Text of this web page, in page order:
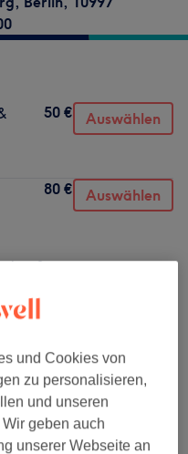
50 € Auswählen
80 € Auswählen
hast?
(1)
und Cookies von
zu personalisieren,
und unseren
geben auch
unserer Webseite an